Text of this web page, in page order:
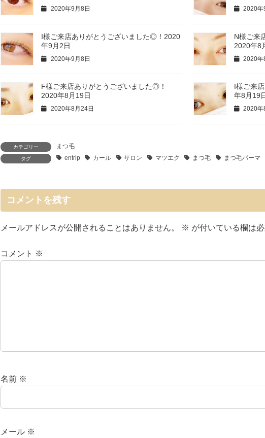
2020年9月8日 2020年
I様ご来店ありがとうございました◎！2020
年9月2日
2020年9月8日
N様ご来
2020年8
2020年
F様ご来店ありがとうございました◎！
2020年8月19日
2020年8月24日
I様ご来
年8月19
2020年
カテゴリー まつ毛
タグ entrip カール サロン マツエク まつ毛 まつ毛パーマ
コメントを残す
メールアドレスが公開されることはありません。 ※ が付いている欄は
コメント ※
名前 ※
メール ※